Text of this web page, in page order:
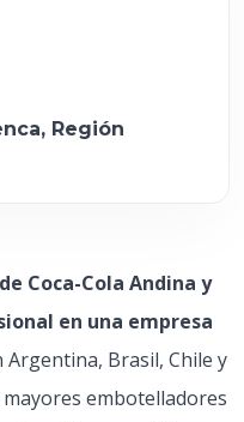
Región
Coca-Cola Andina y
en una empresa
Argentina, Brasil, Chile y
embotelladores